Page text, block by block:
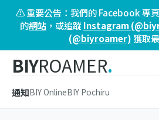
⚠️ 重要公告：我們的 Facebook 專
的網站 ，或追蹤Instagram
(@biyroamer)獲取
BIYROAMER.
通知BIY OnlineBIY Pochiru